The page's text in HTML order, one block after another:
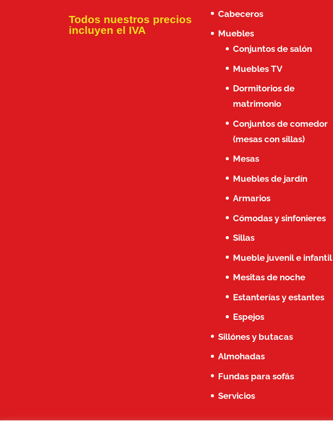
Todos nuestros precios
incluyen el IVA
Cabeceros
Muebles
Conjuntos de salón
Muebles TV
Dormitorios de
matrimonio
Conjuntos de comedor
(mesas con sillas)
Mesas
Muebles de jardín
Armarios
Cómodas y sinfonieres
Sillas
Mueble juvenil e infantil
Mesitas de noche
Estanterías y estantes
Espejos
Sillónes y butacas
Almohadas
Fundas para sofás
Servicios